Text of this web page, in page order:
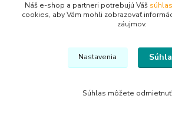
Upravit sběr cookies.
Náš e-shop a partneri potrebujú Váš súhlas
cookies, aby Vám mohli zobrazovať
záujmov.
Nastavenia
Súhlas môžete